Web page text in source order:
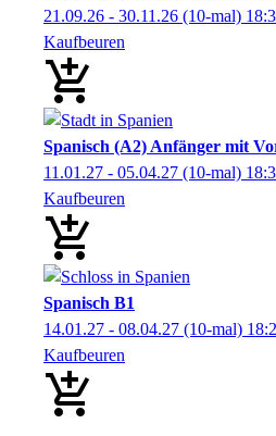
21.09.26 - 30.11.26 (10-mal)
Kaufbeuren
Spanisch (A2) Anfänger mit
11.01.27 - 05.04.27 (10-mal)
Kaufbeuren
Spanisch B1
14.01.27 - 08.04.27 (10-mal)
Kaufbeuren